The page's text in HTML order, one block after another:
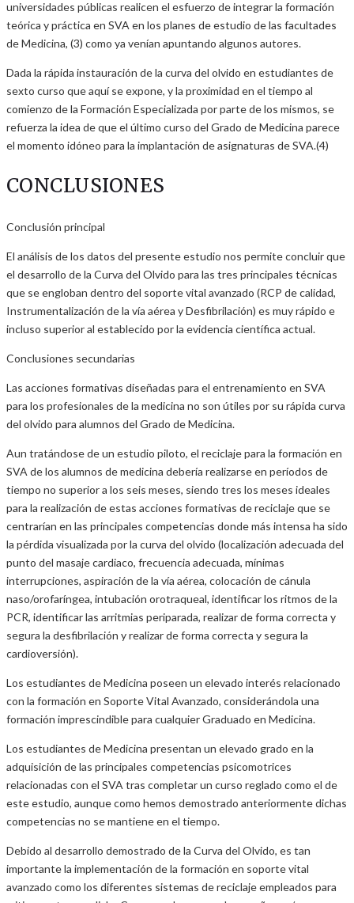
universidades públicas realicen el esfuerzo de integrar la formación
teórica y práctica en SVA en los planes de estudio de las facultades
de Medicina, (3) como ya venían apuntando algunos autores.
Dada la rápida instauración de la curva del olvido en estudiantes de
sexto curso que aquí se expone, y la proximidad en el tiempo al
comienzo de la Formación Especializada por parte de los mismos, se
refuerza la idea de que el último curso del Grado de Medicina parece
el momento idóneo para la implantación de asignaturas de SVA.(4)
CONCLUSIONES
Conclusión principal
El análisis de los datos del presente estudio nos permite concluir que
el desarrollo de la Curva del Olvido para las tres principales técnicas
que se engloban dentro del soporte vital avanzado (RCP de calidad,
Instrumentalización de la vía aérea y Desfibrilación) es muy rápido e
incluso superior al establecido por la evidencia científica actual.
Conclusiones secundarias
Las acciones formativas diseñadas para el entrenamiento en SVA
para los profesionales de la medicina no son útiles por su rápida curva
del olvido para alumnos del Grado de Medicina.
Aun tratándose de un estudio piloto, el reciclaje para la formación en
SVA de los alumnos de medicina debería realizarse en períodos de
tiempo no superior a los seis meses, siendo tres los meses ideales
para la realización de estas acciones formativas de reciclaje que se
centrarían en las principales competencias donde más intensa ha sido
la pérdida visualizada por la curva del olvido (localización adecuada del
punto del masaje cardiaco, frecuencia adecuada, mínimas
interrupciones, aspiración de la vía aérea, colocación de cánula
naso/orofaríngea, intubación orotraqueal, identificar los ritmos de la
PCR, identificar las arritmias periparada, realizar de forma correcta y
segura la desfibrilación y realizar de forma correcta y segura la
cardioversión).
Los estudiantes de Medicina poseen un elevado interés relacionado
con la formación en Soporte Vital Avanzado, considerándola una
formación imprescindible para cualquier Graduado en Medicina.
Los estudiantes de Medicina presentan un elevado grado en la
adquisición de las principales competencias psicomotrices
relacionadas con el SVA tras completar un curso reglado como el de
este estudio, aunque como hemos demostrado anteriormente dichas
competencias no se mantiene en el tiempo.
Debido al desarrollo demostrado de la Curva del Olvido, es tan
importante la implementación de la formación en soporte vital
avanzado como los diferentes sistemas de reciclaje empleados para